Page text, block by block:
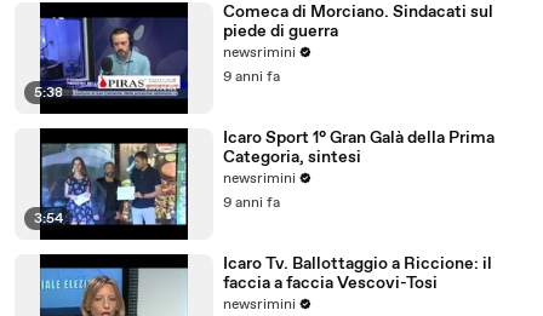
5:38
Comeca di Morciano. Sindacati sul
piede di guerra
newsrimini
9 anni fa
3:54
Icaro Sport 1° Gran Galà della Prima
Categoria, sintesi
newsrimini
9 anni fa
Icaro Tv. Ballottaggio a Riccione: il
faccia a faccia Vescovi-Tosi
newsrimini